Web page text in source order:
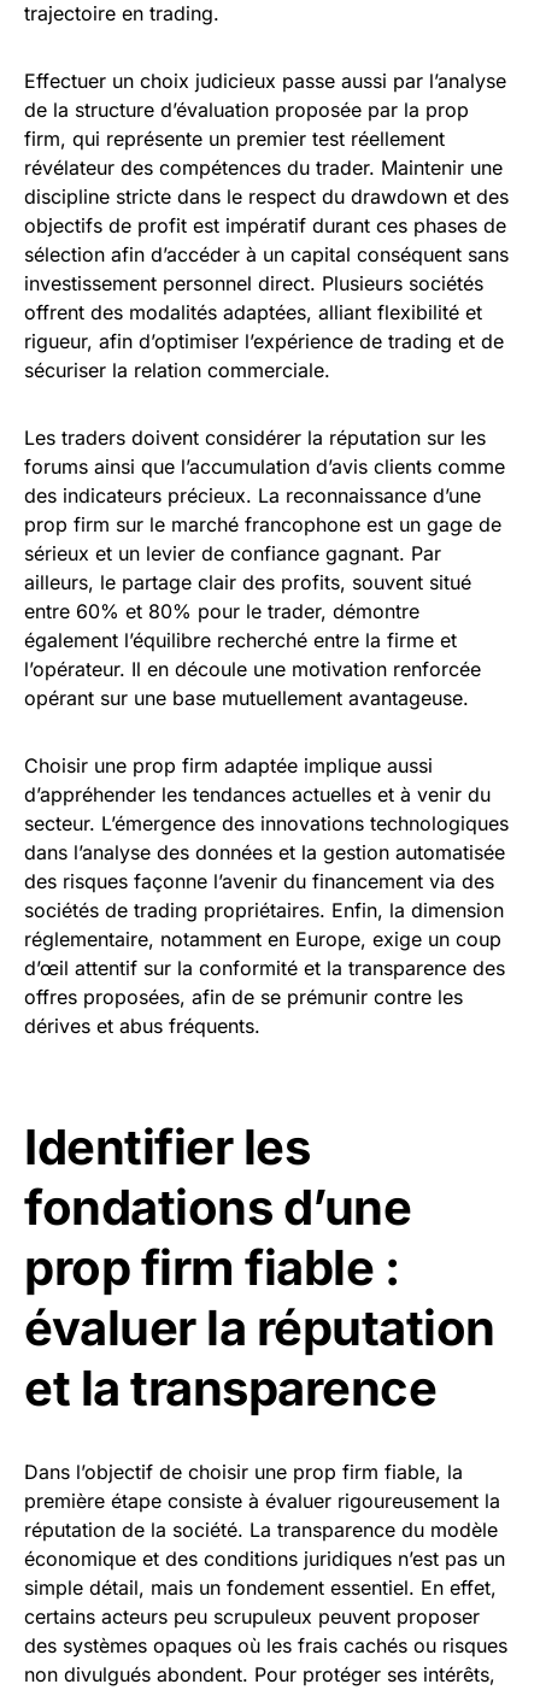
trajectoire en trading.
Effectuer un choix judicieux passe aussi par l’analyse
de la structure d’évaluation proposée par la prop
firm, qui représente un premier test réellement
révélateur des compétences du trader. Maintenir une
discipline stricte dans le respect du drawdown et des
objectifs de profit est impératif durant ces phases de
sélection afin d’accéder à un capital conséquent sans
investissement personnel direct. Plusieurs sociétés
offrent des modalités adaptées, alliant flexibilité et
rigueur, afin d’optimiser l’expérience de trading et de
sécuriser la relation commerciale.
Les traders doivent considérer la réputation sur les
forums ainsi que l’accumulation d’avis clients comme
des indicateurs précieux. La reconnaissance d’une
prop firm sur le marché francophone est un gage de
sérieux et un levier de confiance gagnant. Par
ailleurs, le partage clair des profits, souvent situé
entre 60% et 80% pour le trader, démontre
également l’équilibre recherché entre la firme et
l’opérateur. Il en découle une motivation renforcée
opérant sur une base mutuellement avantageuse.
Choisir une prop firm adaptée implique aussi
d’appréhender les tendances actuelles et à venir du
secteur. L’émergence des innovations technologiques
dans l’analyse des données et la gestion automatisée
des risques façonne l’avenir du financement via des
sociétés de trading propriétaires. Enfin, la dimension
réglementaire, notamment en Europe, exige un coup
d’œil attentif sur la conformité et la transparence des
offres proposées, afin de se prémunir contre les
dérives et abus fréquents.
Identifier les
fondations d’une
prop firm fiable :
évaluer la réputation
et la transparence
Dans l’objectif de choisir une prop firm fiable, la
première étape consiste à évaluer rigoureusement la
réputation de la société. La transparence du modèle
économique et des conditions juridiques n’est pas un
simple détail, mais un fondement essentiel. En effet,
certains acteurs peu scrupuleux peuvent proposer
des systèmes opaques où les frais cachés ou risques
non divulgués abondent. Pour protéger ses intérêts,